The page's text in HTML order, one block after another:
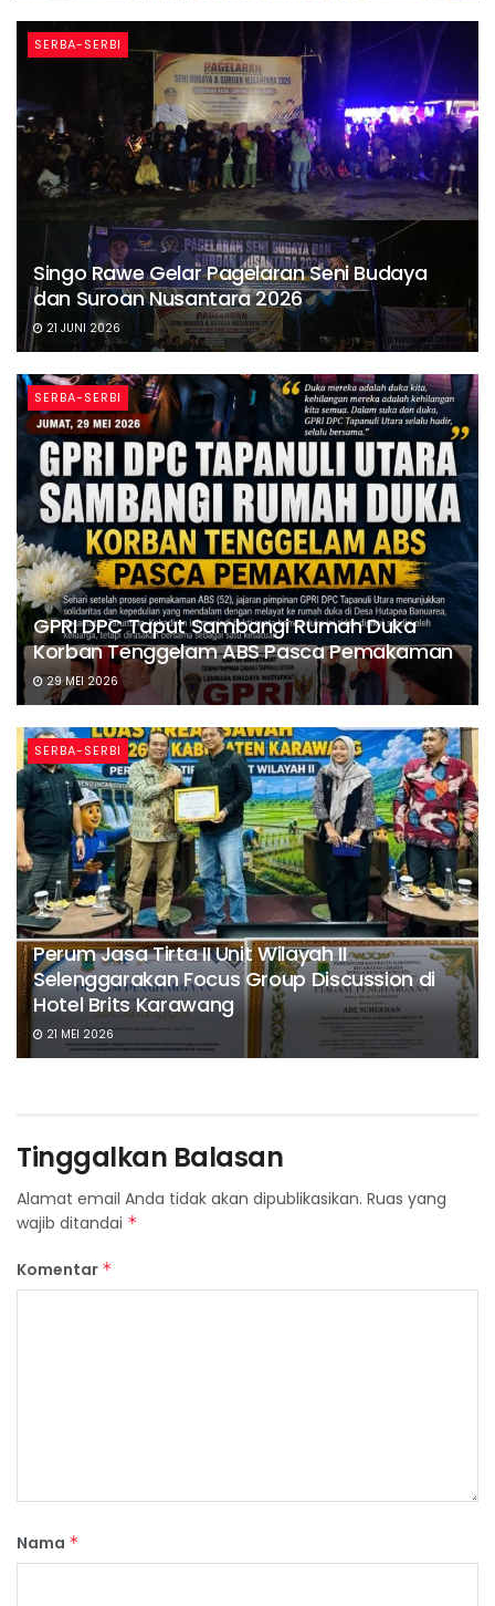
SERBA-SERBI
Singo Rawe Gelar Pagelaran Seni Budaya
dan Suroan Nusantara 2026
21 JUNI 2026
SERBA-SERBI
GPRI DPC Taput Sambangi Rumah Duka
Korban Tenggelam ABS Pasca Pemakaman
29 MEI 2026
SERBA-SERBI
Perum Jasa Tirta II Unit Wilayah II
Selenggarakan Focus Group Discussion di
Hotel Brits Karawang
21 MEI 2026
Tinggalkan Balasan
Alamat email Anda tidak akan dipublikasikan. Ruas yang
wajib ditandai *
Komentar *
Nama *